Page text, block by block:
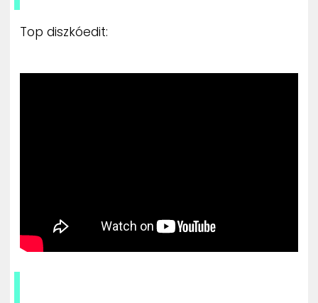
Top diszkóedit: